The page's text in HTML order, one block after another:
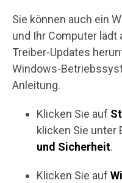
Sie können auch ein
und Ihr Computer
Treiber-Updates
Windows-
Anleitung.
Klicken Sie auf
klicken Sie unter
und Sicherheit.
Klicken Sie auf